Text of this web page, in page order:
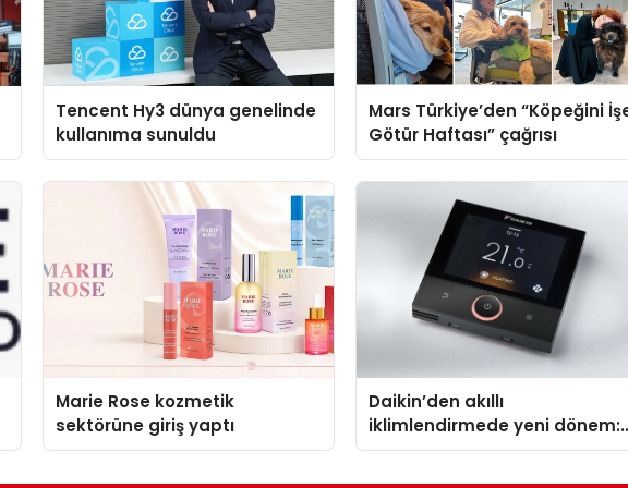
Tencent Hy3 dünya genelinde
kullanıma sunuldu
Mars Türkiye’den “Köpeğini
Götür Haftası” çağrısı
Marie Rose kozmetik
sektörüne giriş yaptı
Daikin’den akıllı
iklimlendirmede yeni dönem:
Madoka Plus Türkiye’de